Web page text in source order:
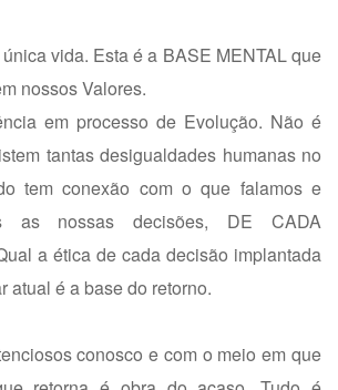
vida. Esta é a BASE MENTAL que
nossos Valores.
em processo de Evolução. Não é
tantas desigualdades humanas no
tem conexão com o que falamos e
as nossas decisões, DE CADA
a ética de cada decisão implantada
atual é a base do retorno.
conosco e com o meio em que